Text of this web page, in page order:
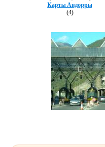
Карты Андорры
(4)